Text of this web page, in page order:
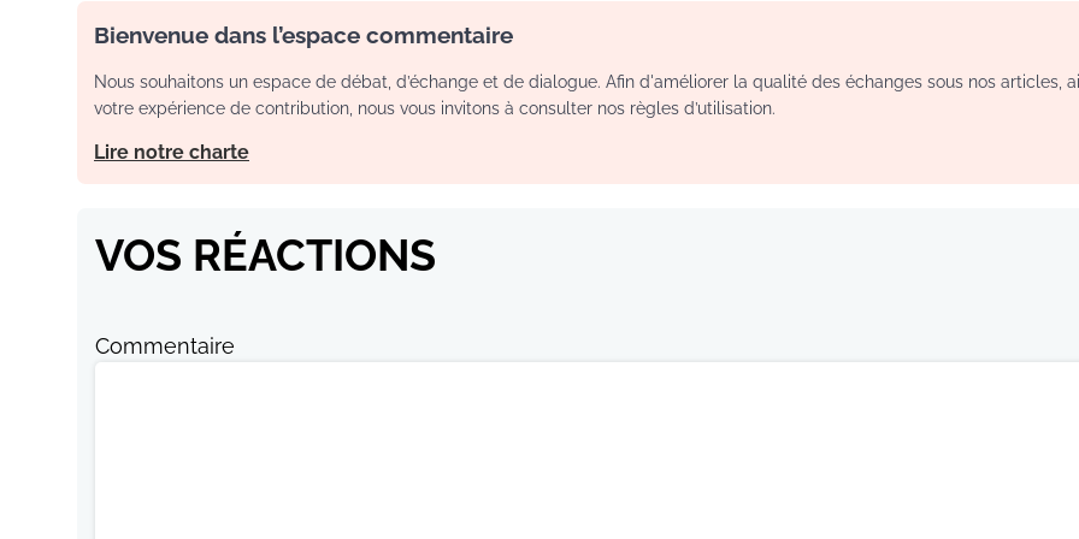
Bienvenue dans l’espace commentaire
Nous souhaitons un espace de débat, d’échange et de dialogue. Afin d'améliorer la qualité des échanges sous nos articles,
votre expérience de contribution, nous vous invitons à consulter nos règles d’utilisation.
Lire notre charte
VOS RÉACTIONS
Commentaire